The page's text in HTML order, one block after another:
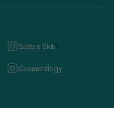
Sisters Skin
Cosmetology